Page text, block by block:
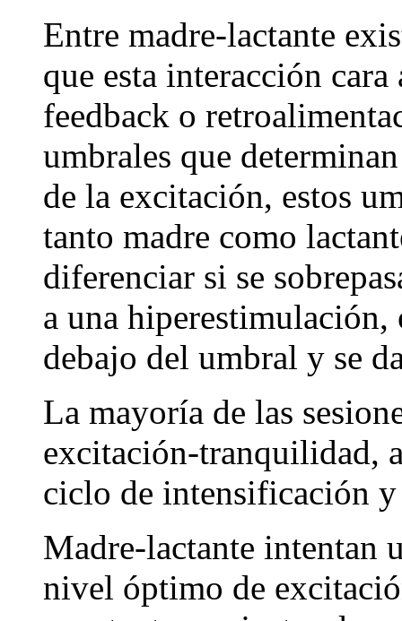
Entre madre-lactante
que esta interacción cara
feedback o
umbrales que
de la excitación, estos
tanto madre como
diferenciar si se
a una
debajo del umbral y se
La mayoría de las
excitación-tranquilidad,
ciclo de intensificación
Madre-lactante intentan
nivel óptimo de